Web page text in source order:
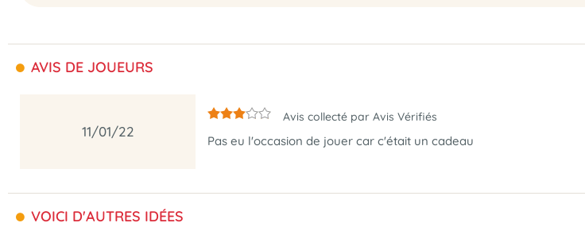
AVIS DE JOUEURS
11/01/22
Avis collecté par Avis Vérifiés
Pas eu l'occasion de jouer car c'était un cadeau
VOICI D'AUTRES IDÉES